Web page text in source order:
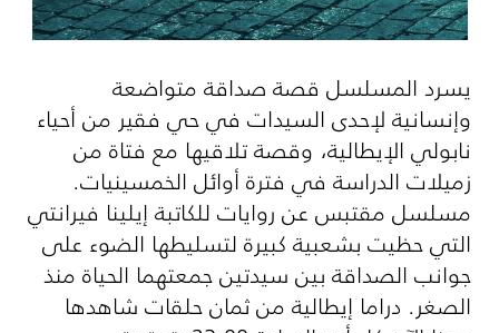
يسرد المسلسل قصة صداقة متواضعة
وإنسانية لإحدى السيدات في حي فقير من أحياء
نابولي الإيطالية، وقصة تلاقيها مع فتاة من
زميلات الدراسة في فترة أوائل الخمسينيات.
مسلسل مقتبس عن روايات للكاتبة إيلينا فيرانتي
التي حظيت بشعبية كبيرة لتسليطها الضوء على
جوانب الصداقة بين سيدتين جمعتهما الحياة منذ
الصغر. دراما إيطالية من ثمان حلقات شاهدها